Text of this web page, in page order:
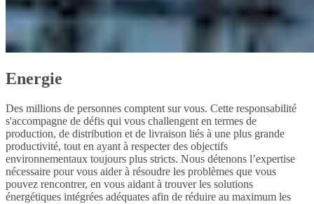
Energie
Des millions de personnes comptent sur vous. Cette responsabilité
s'accompagne de défis qui vous challengent en termes de
production, de distribution et de livraison liés à une plus grande
productivité, tout en ayant à respecter des objectifs
environnementaux toujours plus stricts. Nous détenons l’expertise
nécessaire pour vous aider à résoudre les problèmes que vous
pouvez rencontrer, en vous aidant à trouver les solutions
énergétiques intégrées adéquates afin de réduire au maximum les